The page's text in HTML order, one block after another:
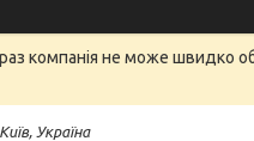
компанія не може швидко
Україна